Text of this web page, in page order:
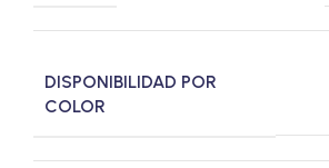
DISPONIBILIDAD POR
COLOR